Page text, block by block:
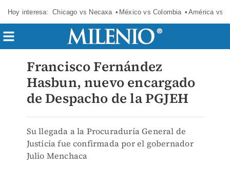
Hoy interesa: Chicago vs Necaxa México vs Colombia América vs
Francisco Fernández
Hasbun, nuevo encargado
de Despacho de la PGJEH
Su llegada a la Procuraduría General de
Justicia fue confirmada por el gobernador
Julio Menchaca